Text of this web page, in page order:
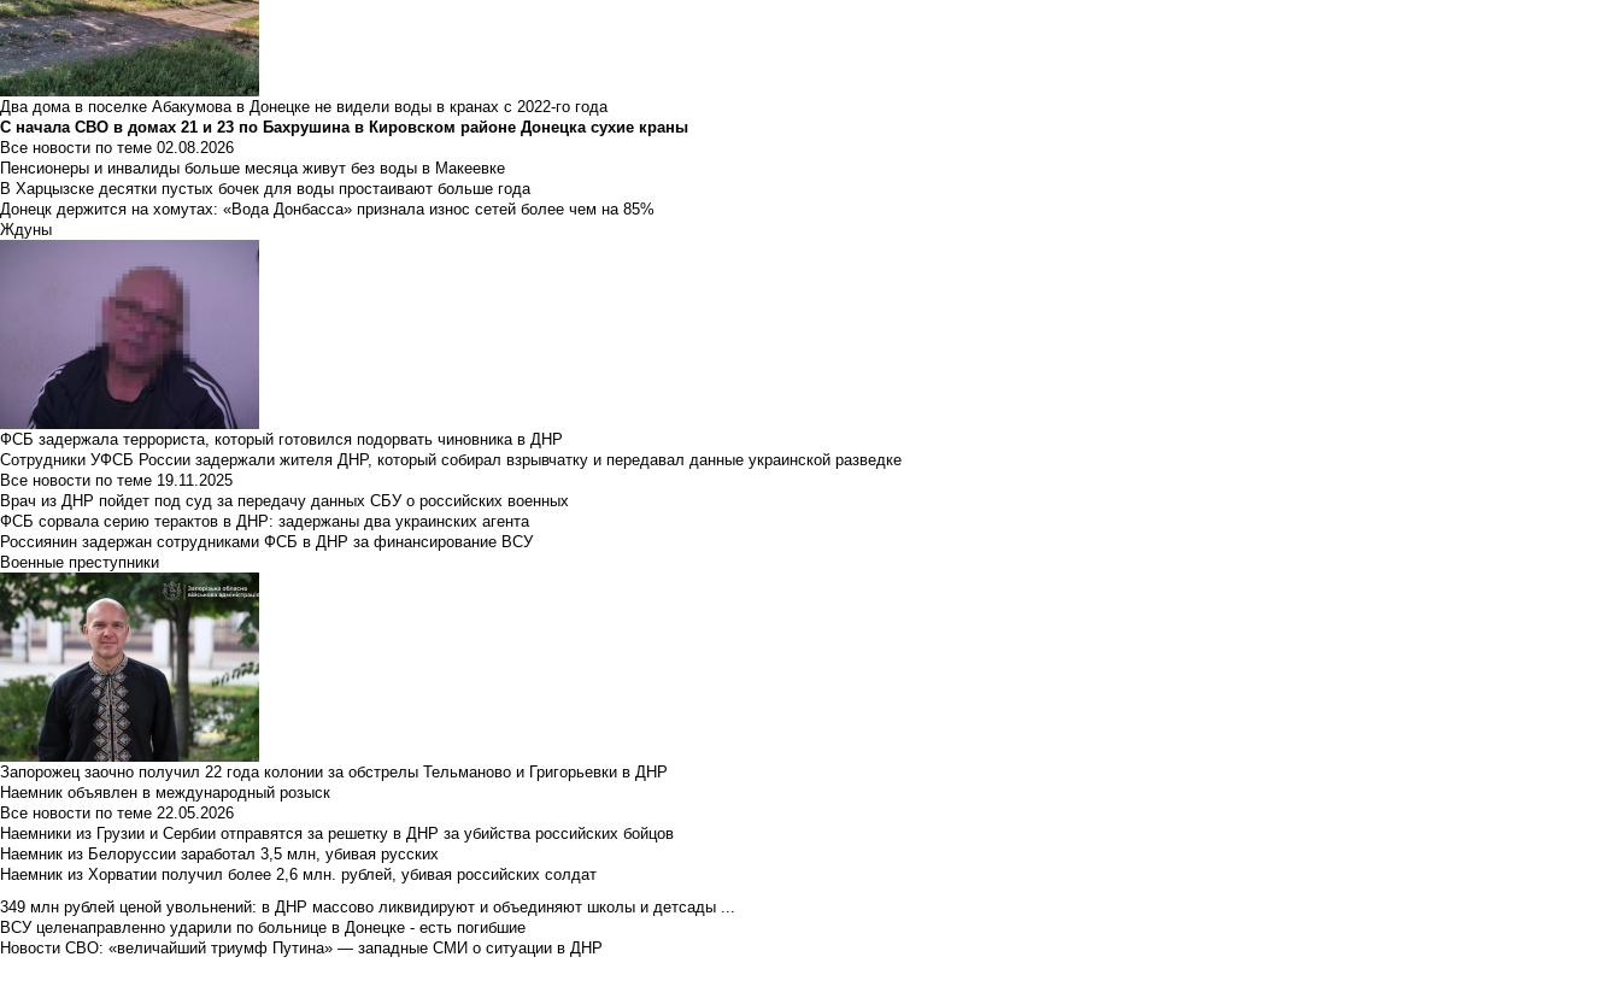
Два дома в поселке Абакумова в Донецке не видели воды в кранах с 2022-го года
С начала СВО в домах 21 и 23 по Бахрушина в Кировском районе Донецка сухие краны
Все новости по теме 02.08.2026
Пенсионеры и инвалиды больше месяца живут без воды в Макеевке
В Харцызске десятки пустых бочек для воды простаивают больше года
Донецк держится на хомутах: «Вода Донбасса» признала износ сетей более чем на 85%
Ждуны
ФСБ задержала террориста, который готовился подорвать чиновника в ДНР
Сотрудники УФСБ России задержали жителя ДНР, который собирал взрывчатку и передавал данные украинской разведке
Все новости по теме 19.11.2025
Врач из ДНР пойдет под суд за передачу данных СБУ о российских военных
ФСБ сорвала серию терактов в ДНР: задержаны два украинских агента
Россиянин задержан сотрудниками ФСБ в ДНР за финансирование ВСУ
Военные преступники
Запорожец заочно получил 22 года колонии за обстрелы Тельманово и Григорьевки в ДНР
Наемник объявлен в международный розыск
Все новости по теме 22.05.2026
Наемники из Грузии и Сербии отправятся за решетку в ДНР за убийства российских бойцов
Наемник из Белоруссии заработал 3,5 млн, убивая русских
Наемник из Хорватии получил более 2,6 млн. рублей, убивая российских солдат
349 млн рублей ценой увольнений: в ДНР массово ликвидируют и объединяют школы и детсады ...
ВСУ целенаправленно ударили по больнице в Донецке - есть погибшие
Новости СВО: «величайший триумф Путина» — западные СМИ о ситуации в ДНР